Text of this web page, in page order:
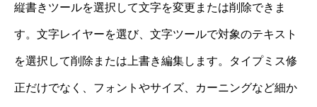
縦書きツールを選択して文字を変更または削除できま
す。文字レイヤーを選び、文字ツールで対象のテキスト
を選択して削除または上書き編集します。タイプミス修
正だけでなく、フォントやサイズ、カーニングなど細か